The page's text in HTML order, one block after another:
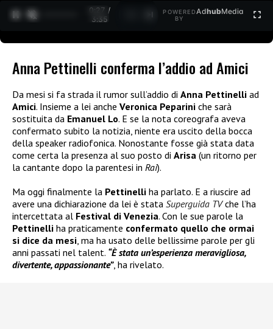
0:27 /
3:35
POWERED
BY
AdhubMedia
Anna Pettinelli conferma l’addio ad Amici
Da mesi si fa strada il rumor sull’addio di Anna Pettinelli ad
Amici. Insieme a lei anche Veronica Peparini che sarà
sostituita da Emanuel Lo. E se la nota coreografa aveva
confermato subito la notizia, niente era uscito della bocca
della speaker radiofonica. Nonostante fosse già stata data
come certa la presenza al suo posto di Arisa (un ritorno per
la cantante dopo la parentesi in Rai).
Ma oggi finalmente la Pettinelli ha parlato. E a riuscire ad
avere una dichiarazione da lei è stata Superguida TVche l’ha
intercettata al Festival di Venezia. Con le sue parole la
Pettinelli ha praticamente confermato quello che ormai
si dice da mesi, ma ha usato delle bellissime parole per gli
anni passati nel talent. “È stata un’esperienza meravigliosa,
divertente, appassionante”, ha rivelato.